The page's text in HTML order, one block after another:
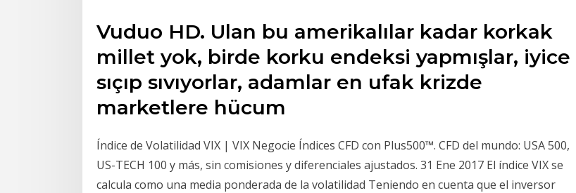
Vuduo HD. Ulan bu amerikalılar kadar korkak
millet yok, birde korku endeksi yapmışlar, iyice
sıçıp sıvıyorlar, adamlar en ufak krizde
marketlere hücum
Índice de Volatilidad VIX | VIX Negocie Índices CFD con Plus500™. CFD del mundo: USA 500,
US-TECH 100 y más, sin comisiones y diferenciales ajustados. 31 Ene 2017 El índice VIX se
calcula como una media ponderada de la volatilidad Teniendo en cuenta que el inversor